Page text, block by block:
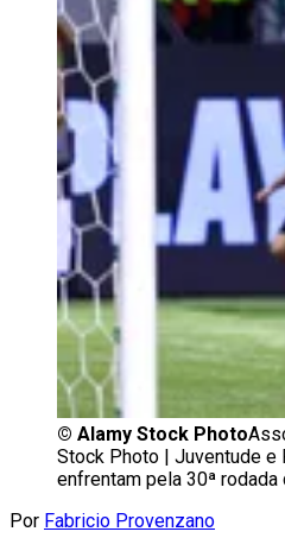
© Alamy Stock Photo
Stock Photo | Juventude e
enfrentam pela 30ª
Por Fabricio Provenzano